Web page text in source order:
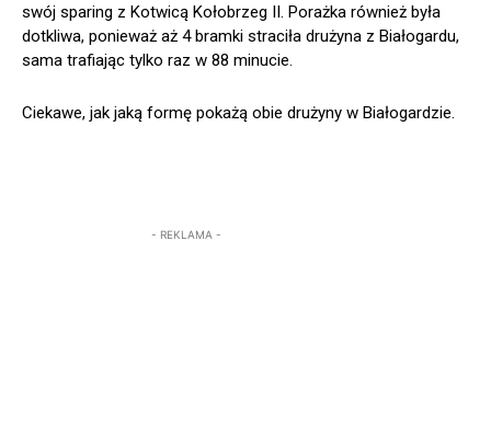
swój sparing z Kotwicą Kołobrzeg II. Porażka również była
dotkliwa, ponieważ aż 4 bramki straciła drużyna z Białogardu,
sama trafiając tylko raz w 88 minucie.
Ciekawe, jak jaką formę pokażą obie drużyny w Białogardzie.
- REKLAMA -